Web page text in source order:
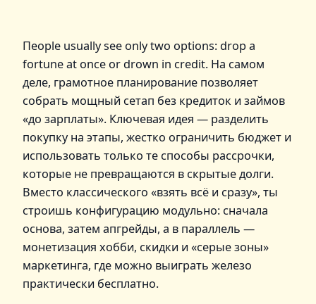
Пeople usually see only two options: drop a
fortune at once or drown in credit. На самом
деле, грамотное планирование позволяет
собрать мощный сетап без кредиток и займов
«до зарплаты». Ключевая идея — разделить
покупку на этапы, жестко ограничить бюджет и
использовать только те способы рассрочки,
которые не превращаются в скрытые долги.
Вместо классического «взять всё и сразу», ты
строишь конфигурацию модульно: сначала
основа, затем апгрейды, а в параллель —
монетизация хобби, скидки и «серые зоны»
маркетинга, где можно выиграть железо
практически бесплатно.